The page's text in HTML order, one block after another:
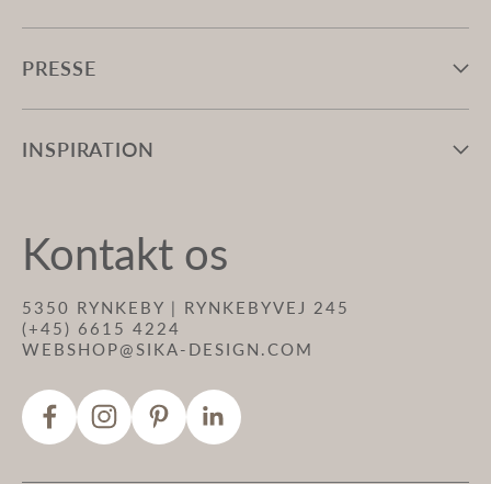
PRESSE
INSPIRATION
Kontakt os
5350 RYNKEBY | RYNKEBYVEJ 245
(+45) 6615 4224
WEBSHOP@SIKA-DESIGN.COM